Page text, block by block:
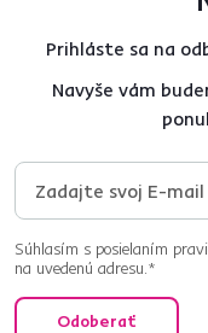
Prihláste sa na
Navyše vám
Súhlasím s posielaním
na uvedenú adresu.*
Odoberať